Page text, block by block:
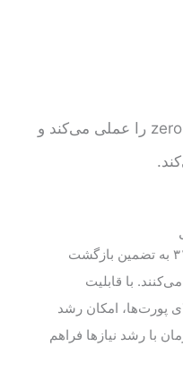
فایروال‌های سری ۳۱۰۰ به تضمین بازگشت
با قابلیت
پورت‌ها، امکان رشد
با رشد نیازها فراهم
فایروال سری ۳۱۰۰ سیسکو امکان کار با مدل‌های هیبریدی و zero trust را عملی می‌کند و